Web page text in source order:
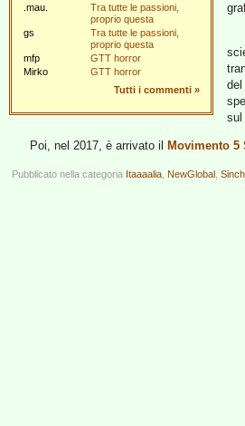
.mau.
Tra tutte le passioni,
proprio questa
gs
Tra tutte le passioni,
proprio questa
mfp
GTT horror
Mirko
GTT horror
Tutti i commenti »
sul
Poi, nel 2017, è arrivato il Movimento 5
Pubblicato nella categoria Itaaaalia NewGlobal